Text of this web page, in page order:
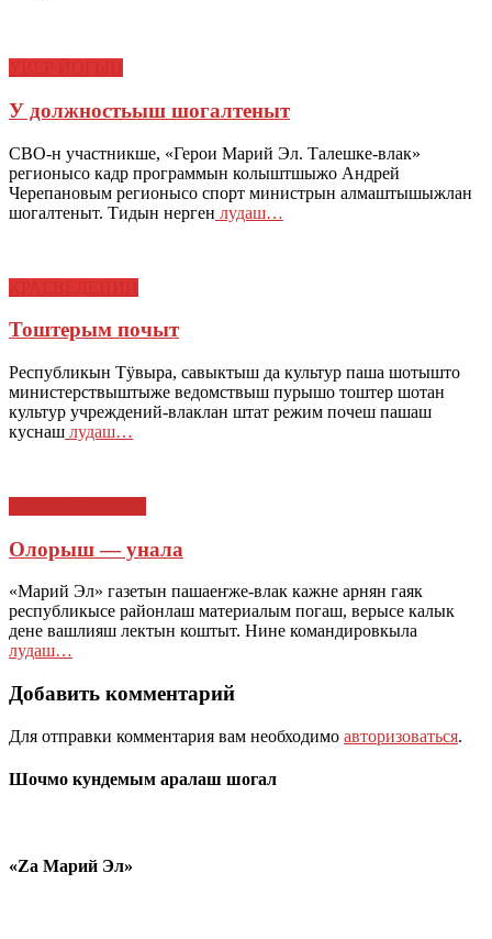
У должностьыш шогалтеныт
СВО-н участникше, «Герои Марий Эл. Талешке-влак»
регионысо кадр программын колыштшыжо Андрей
Черепановым регионысо спорт министрын алмаштышыжлан
шогалтеныт. Тидын нерген лудаш…
Тоштерым почыт
Республикын Тӱвыра, савыктыш да культур паша шотышто
министерствыштыже ведомствыш пурышо тоштер шотан
культур учреждений-влаклан штат режим почеш пашаш
куснаш лудаш…
Олорыш — унала
«Марий Эл» газетын пашаеҥже-влак кажне арнян гаяк
республикысе районлаш материалым погаш, верысе калык
дене вашлияш лектын коштыт. Нине командировкыла
лудаш…
Добавить комментарий
Для отправки комментария вам необходимо авторизоваться.
Шочмо кундемым аралаш шогал
«Zа Марий Эл»